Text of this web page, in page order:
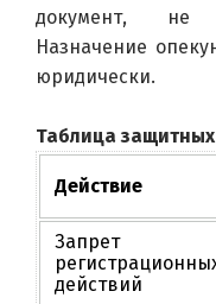
документ, не
Назначение
юридически.
Таблица
Действие
Запрет
действий